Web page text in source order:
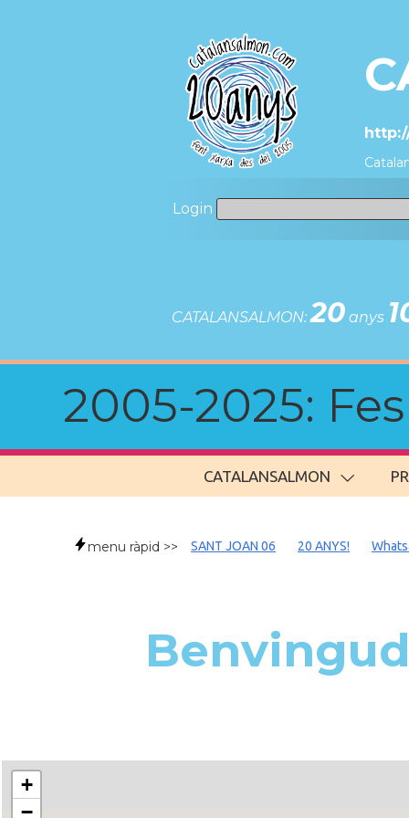
Login
CATALANSALMON:20anys
2005-2025:
CATALANSALMON
menu ràpid >> SANT JOAN 06 20 ANYS!
+
−